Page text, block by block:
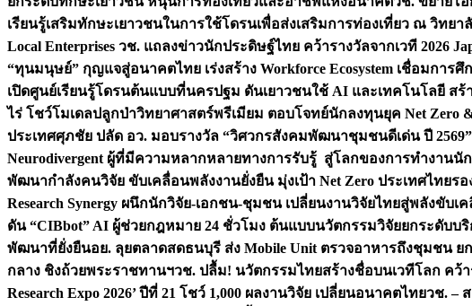
เรียนรู้เสริมทักษะเยาวชนในการใช้โดรนเพื่อส่งเสริมการท่องเที่ยว ณ วิทย
Local Enterprises วช. แถลงข่าวนักประดิษฐ์ไทย คว้ารางวัลจากเวที 2026
“ทุนมนุษย์” กุญแจสู่อนาคตไทย เร่งสร้าง Workforce Ecosystem เชื่อมการ
เปิดศูนย์เรียนรู้โดรนต้นแบบที่นครปฐม ดันเยาวชนใช้ AI และเทคโนโลยี สร้
ไร่ โชว์โมเดลปลูกป่าวิทยาศาสตร์พรีเมียม ตอบโจทย์นักลงทุนยุค Net Zero
ประเทศศุภชัย ปลัด อว. มอบรางวัล “วิศวกรสังคมพัฒนาชุมชนดีเด่น ปี
Neurodivergent ผู้ที่มีความหลากหลายทางการรับรู้ สู่โลกของการทำงานนั
พัฒนากำลังคนวิจัย ขับเคลื่อนพลังงานยั่งยืน มุ่งเป้า Net Zero ประเทศไทยรอ
Research Synergy ผนึกนักวิจัย-เอกชน-ชุมชน เปลี่ยนงานวิจัยไทยสู่พลังขับเ
ดัน “CIBbot” AI ผู้ช่วยกฎหมาย 24 ชั่วโมง ต้นแบบนวัตกรรมวิจัยยกระดับบ
พัฒนาที่ยั่งยืนอย. ลุยตลาดสดธนบุรี ส่ง Mobile Unit ตรวจอาหารถึงชุมชน
กลาง ชิงถ้วยพระราชทานฯวช. ปลื้ม! นวัตกรรมไทยสร้างชื่อบนเวทีโลก คว้า
Research Expo 2026’ ปีที่ 21 โชว์ 1,000 ผลงานวิจัย เปลี่ยนอนาคตไทยวช. –